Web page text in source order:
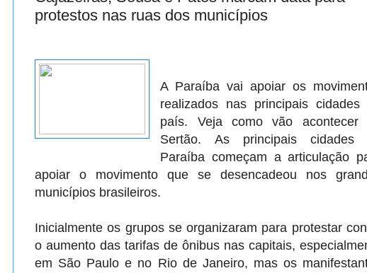
protestos nas ruas dos municípios
A Paraíba vai apoiar os
realizados nas principais cidades
país. Veja como vão acontecer
Sertão.
As principais cidades
Paraíba começam a articulação
apoiar o movimento que se desencadeou nos
municípios brasileiros.
Inicialmente os grupos se organizaram para protestar
o aumento das tarifas de ônibus nas capitais,
em São Paulo e no Rio de Janeiro, mas os